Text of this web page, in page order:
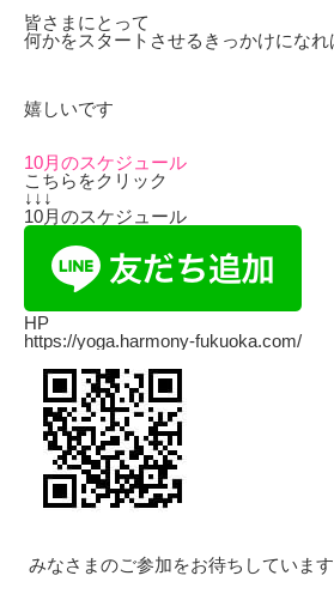
皆さまにとって
何かをスタートさせるきっかけにな
嬉しいです
10月のスケジュール
こちらをクリック
↓↓↓
10月のスケジュール
HP
https://yoga.harmony-fukuoka.com/
みなさまのご参加をお待ちしています